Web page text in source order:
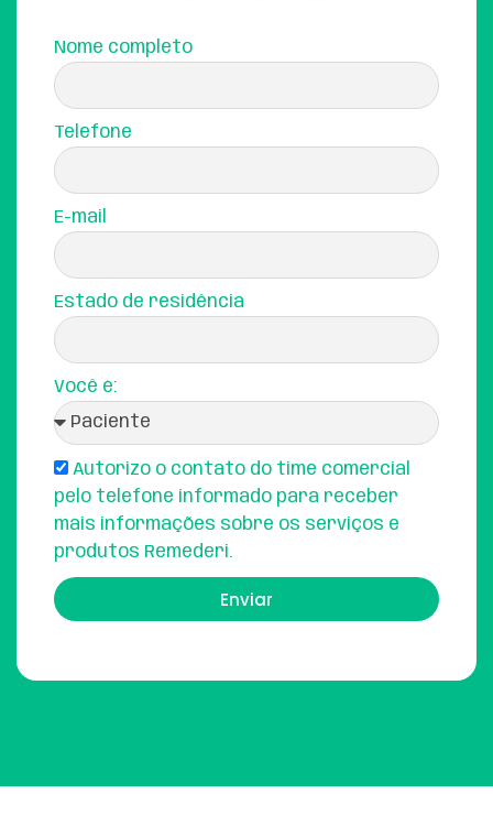
Nome completo
Telefone
E-mail
Estado de residência
Você é:
Autorizo o contato do time comercial
pelo telefone informado para receber
mais informações sobre os serviços e
produtos Remederi.
Enviar